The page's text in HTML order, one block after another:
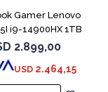
Gamer Lenovo
i9-14900HX 1TB
RTX5070
2.899,00
USD 2.464,15